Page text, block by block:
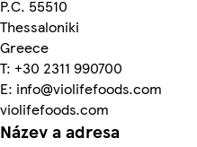
P.C. 55510
Thessaloniki
Greece
T: +30 2311 990700
E: info@violifefoods.com
violifefoods.com
Název a adresa